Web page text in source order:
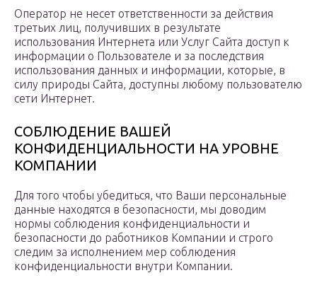
Оператор не несет ответственности за действия
третьих лиц, получивших в результате
использования Интернета или Услуг Сайта доступ к
информации о Пользователе и за последствия
использования данных и информации, которые, в
силу природы Сайта, доступны любому пользователю
сети Интернет.
СОБЛЮДЕНИЕ ВАШЕЙ
КОНФИДЕНЦИАЛЬНОСТИ НА УРОВНЕ
КОМПАНИИ
Для того чтобы убедиться, что Ваши персональные
данные находятся в безопасности, мы доводим
нормы соблюдения конфиденциальности и
безопасности до работников Компании и строго
следим за исполнением мер соблюдения
конфиденциальности внутри Компании.